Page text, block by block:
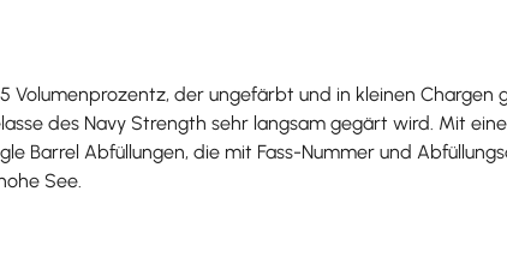
Volumenprozentz, der ungefärbt und in kleinen
des Navy Strength sehr langsam gegärt wird. Mit
Barrel Abfüllungen, die mit Fass-Nummer und
See.